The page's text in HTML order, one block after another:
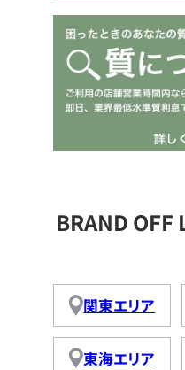
BRAND
関東エリア
東海エリア